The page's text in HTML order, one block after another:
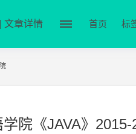
| 文章详情 首页 标
院《JAVA》